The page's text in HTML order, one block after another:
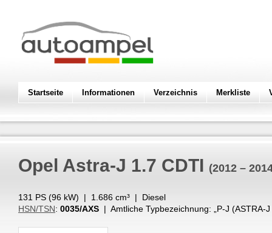
Startseite Informationen Verzeichnis Merkliste
Opel Astra-J 1.7 CDTI (2012 –
131 PS (96 kW) | 1.686 cm³ | Diesel
HSN/TSN: 0035/AXS | Amtliche Typbezeichnung: „ P-J (ASTRA-